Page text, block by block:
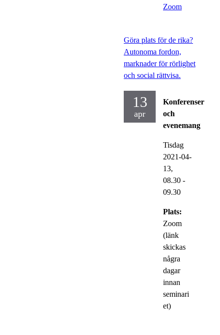
Zoom
Göra plats för de rika?
Autonoma fordon,
marknader för rörlighet
och social rättvisa.
13
apr
Konferenser
och
evenemang
Tisdag
2021-04-
13,
08.30 -
09.30
Plats:
Zoom
(länk
skickas
några
dagar
innan
seminari
et)